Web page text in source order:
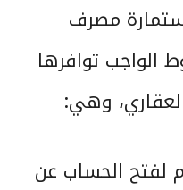
مصرف
الواجب توافرها
وهي:
لفتح الحساب عن